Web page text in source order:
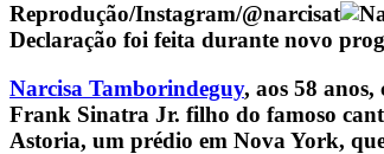
Reprodução/Instagram/@narcisat
Declaração foi feita durante novo
Narcisa Tamborindeguy, aos 58
Frank Sinatra Jr. filho do famoso
Astoria, um prédio em Nova York,